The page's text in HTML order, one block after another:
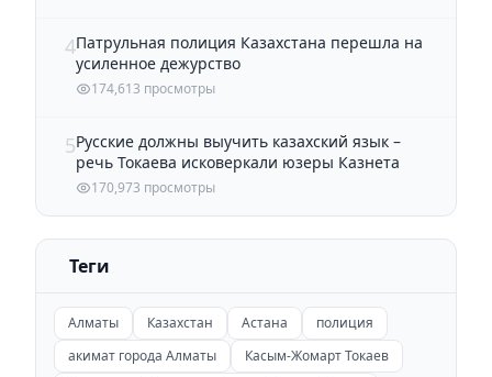
4Патрульная полиция Казахстана перешла на
усиленное дежурство
174,613 просмотры
5Русские должны выучить казахский язык –
речь Токаева исковеркали юзеры Казнета
170,973 просмотры
Теги
Алматы Казахстан Астана
полиция
акимат города Алматы
Касым-Жомарт Токаев